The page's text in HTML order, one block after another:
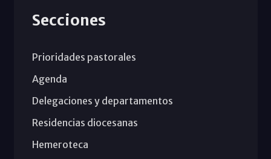
Secciones
Prioridades pastorales
Agenda
Delegaciones y departamentos
Residencias diocesanas
Hemeroteca